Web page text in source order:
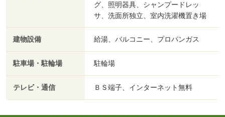
グ、照明器具、シャンプードレッ
サ、洗面所独立、室内洗濯機置き場
建物設備 給湯、バルコニー、プロパンガス
駐車場・駐輪場 駐輪場
テレビ・通信 ＢＳ端子、インターネット無料